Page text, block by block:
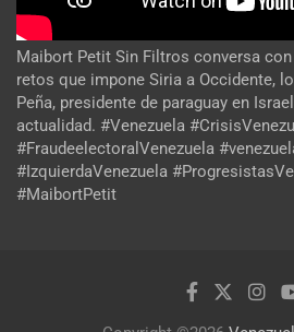
Maibort Petit Sin Filtros conversa
retos que impone Siria a Occidente,
Peña, presidente de paraguay en
actualidad. #Venezuela
#FraudeelectoralVenezuela
#IzquierdaVenezuela
#MaibortPetit